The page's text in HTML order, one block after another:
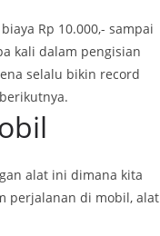
Rp 10.000,- sampai
kali dalam pengisian
selalu bikin record
alat ini dimana kita
perjalanan di mobil, alat